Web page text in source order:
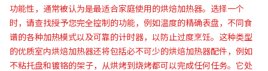
功能性，通常被认为是最适合家庭使用的烘焙加热器。选择一个
时，请查找授予您完全控制的功能，例如温度的精确表盘，不同食
谱的各种加热模式以及可靠的计时器，以防止过度烹饪。这种类型
的优质室内烘焙加热器还将包括必不可少的烘焙加热器配件，例如
不粘托盘和镀铬的架子，从烘烤到烧烤都可以完成任何任务。它处